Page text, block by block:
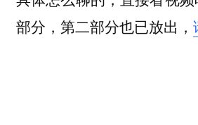
部分，第二部分也已放出，